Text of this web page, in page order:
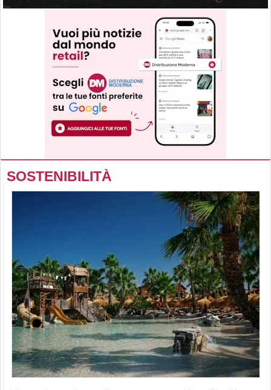
SOSTENIBILITÀ